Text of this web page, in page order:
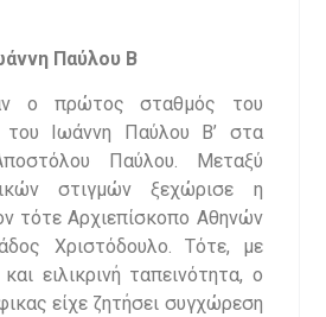
Παύλου Β
ο πρώτος σταθμός του
του Ιωάννη Παύλου Β’ στα
Παύλου. Μεταξύ
στιγμών ξεχώρισε η
τότε Αρχιεπίσκοπο Αθηνών
Χριστόδουλο. Τότε, με
ειλικρινή ταπεινότητα, ο
είχε ζητήσει συγχώρεση